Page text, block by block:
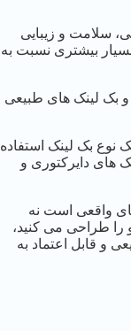
سلامت و زیبایی
بیشتری نسبت به
بک لینک های طبیعی
نوع بک لینک استفاده
های دایرکتوری و
واقعی است نه
را طراحی می کنید،
و قابل اعتماد به